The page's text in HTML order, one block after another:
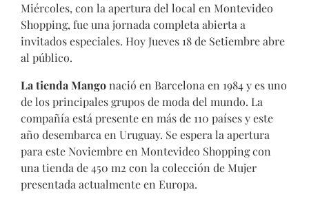
Miércoles, con la apertura del local en Montevideo
Shopping, fue una jornada completa abierta a
invitados especiales. Hoy Jueves 18 de Setiembre abre
al público.
La tienda Mangonació en Barcelona en 1984 y es uno
de los principales grupos de moda del mundo. La
compañía está presente en más de 110 países y este
año desembarca en Uruguay. Se espera la apertura
para este Noviembre en Montevideo Shopping con
una tienda de 450 m2 con la colección de Mujer
presentada actualmente en Europa.